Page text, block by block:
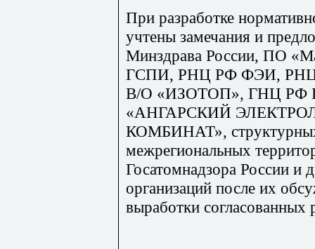
При разработке
учтены замечания и
Минздрава России, ПО
ГСПИ, РНЦ РФ ФЭИ,
В/О «ИЗОТОП», ГНЦ РФ
«АНГАРСКИЙ
КОМБИНАТ»,
межрегиональных
Госатомнадзора России и
организаций после их
выработки согласованных